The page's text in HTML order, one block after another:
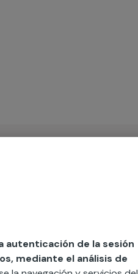
autenticación de la sesión
mediante el análisis de